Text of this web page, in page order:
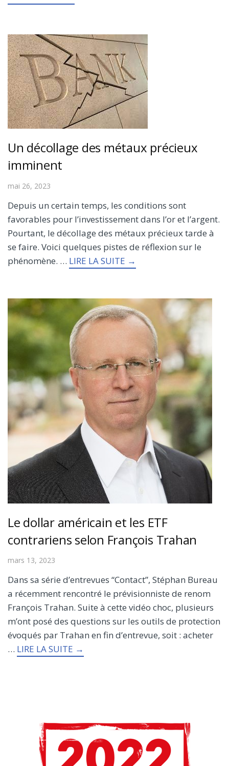
Un décollage des métaux précieux
imminent
mai 26, 2023
Depuis un certain temps, les conditions sont
favorables pour l’investissement dans l’or et l’argent.
Pourtant, le décollage des métaux précieux tarde à
se faire. Voici quelques pistes de réflexion sur le
phénomène. … LIRE LA SUITE →
Le dollar américain et les ETF
contrariens selon François Trahan
mars 13, 2023
Dans sa série d’entrevues “Contact”, Stéphan Bureau
a récemment rencontré le prévisionniste de renom
François Trahan. Suite à cette vidéo choc, plusieurs
m’ont posé des questions sur les outils de protection
évoqués par Trahan en fin d’entrevue, soit : acheter
… LIRE LA SUITE →